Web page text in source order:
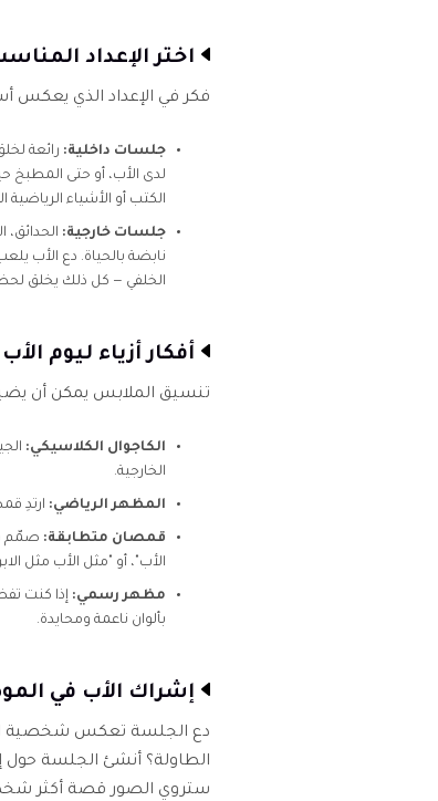
اختر الإعداد
فكر في الإعداد الذي يعكس
جلسات داخلية: رائعة
لدى الأب، أو حتى
الكتب أو الأشياء الرياضية
جلسات خارجية:
نابضة بالحياة. دع الأب
الخلفي — كل ذلك يخلق
أفكار أزياء ليوم الأب
تنسيق الملابس يمكن أن
الكاجوال الكلاسيكي:
الخارجية.
المظهر الرياضي: ارتدِ
قمصان متطابقة: صمّم
الأب"، أو "مثل الأب مثل
مظهر رسمي: إذا كنت
بألوان ناعمة ومحايدة.
إشراك الأب في
دع الجلسة تعكس شخصية
الطاولة؟ أنشئ الجلسة
ستروي الصور قصة أكثر